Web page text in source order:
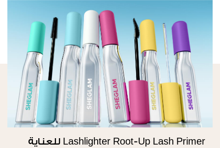
Lashlighter Root-Up Lash Primer للعناية